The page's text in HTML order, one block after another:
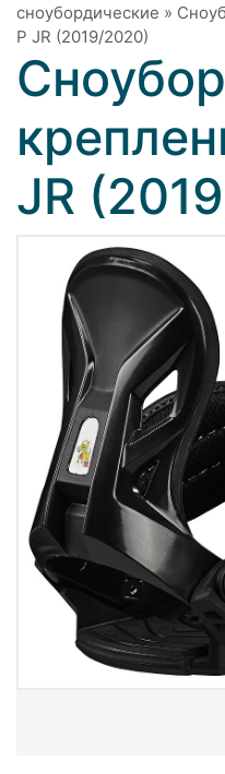
сноубордические »
P JR (2019/2020)
JR